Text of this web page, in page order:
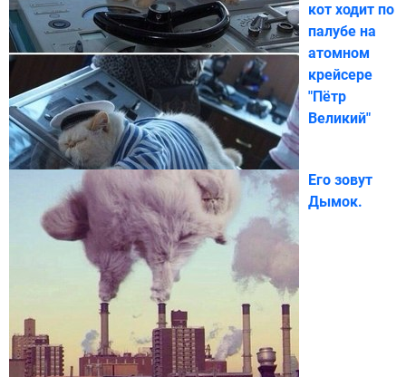
кот ходит по
палубе на
атомном
крейсере
"Пётр
Великий"
Его зовут
Дымок.